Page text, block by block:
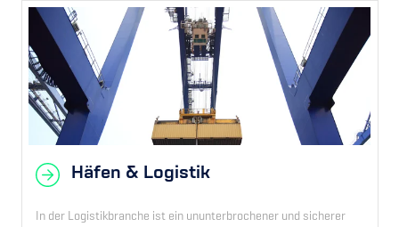
Häfen & Logistik
In der Logistikbranche ist ein ununterbrochener und sicherer